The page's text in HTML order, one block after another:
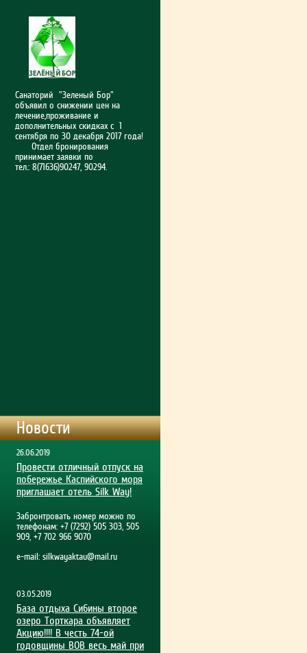
Санаторий "Зеленый Бор"
объявил о снижении цен на
лечение,проживание и
дополнительных скидках с 1
сентября по 30 декабря 2017 года!
Отдел бронирования
принимает заявки по
тел.: 8(71636)90247, 90294.
Новости
26.06.2019
Провести отличный отпуск на
побережье Каспийского моря
приглашает отель Silk Way!
Забронтровать номер можно по
телефонам: +7 (7292) 505 303, 505
909, +7 702 966 9070
e-mail: silkwayaktau@mail.ru
03.05.2019
База отдыха Сибины второе
озеро Торткара объявляет
Акцию!!!! В честь 74-ой
годовщины ВОВ весь май при